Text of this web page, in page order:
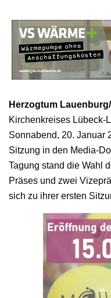
Herzogtum
Kirchenkreises Lübeck-
Sonnabend, 20. Januar
Sitzung in den Media-
Tagung stand die Wahl
Präses und zwei
sich zu ihrer ersten